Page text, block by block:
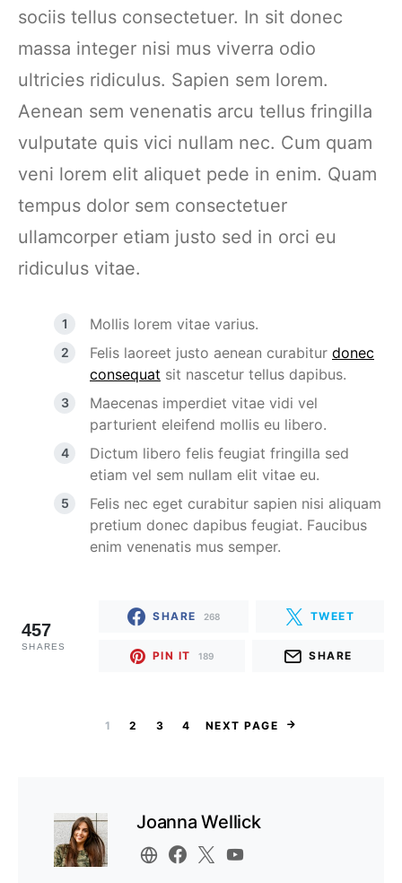
sociis tellus consectetuer. In sit donec
massa integer nisi mus viverra odio
ultricies ridiculus. Sapien sem lorem.
Aenean sem venenatis arcu tellus fringilla
vulputate quis vici nullam nec. Cum quam
veni lorem elit aliquet pede in enim. Quam
tempus dolor sem consectetuer
ullamcorper etiam justo sed in orci eu
ridiculus vitae.
Mollis lorem vitae varius.
Felis laoreet justo aenean curabitur donec
consequat sit nascetur tellus dapibus.
Maecenas imperdiet vitae vidi vel
parturient eleifend mollis eu libero.
Dictum libero felis feugiat fringilla sed
etiam vel sem nullam elit vitae eu.
Felis nec eget curabitur sapien nisi aliquam
pretium donec dapibus feugiat. Faucibus
enim venenatis mus semper.
457
SHARES
SHARE 268 TWEET
PIN IT 189 SHARE
1 2 3 4 NEXT PAGE
Joanna Wellick